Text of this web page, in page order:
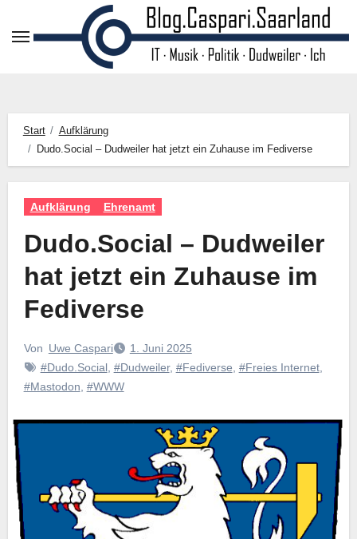
Inhalt
Start
Aufklärung
Dudo.Social – Dudweiler hat jetzt ein Zuhause im Fediverse
Aufklärung Ehrenamt
Dudo.Social – Dudweiler
hat jetzt ein Zuhause im
Fediverse
Von Uwe Caspari
1. Juni 2025
#Dudo.Social, #Dudweiler, #Fediverse #Freies Internet,
#Mastodon #WWW